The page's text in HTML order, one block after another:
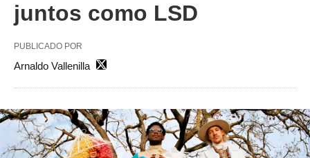
juntos como LSD
PUBLICADO POR
Arnaldo Vallenilla